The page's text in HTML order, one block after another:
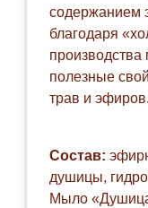
содержанием
благодаря
полезные
трав и эфиров.
Состав:
душицы,
Мыло